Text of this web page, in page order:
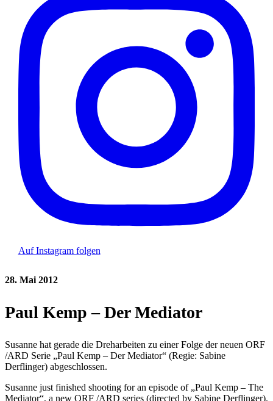
Auf Instagram folgen
28. Mai 2012
Paul Kemp – Der Mediator
Susanne hat gerade die Dreharbeiten zu einer Folge der neuen ORF
/ARD Serie „Paul Kemp – Der Mediator“ (Regie: Sabine
Derflinger) abgeschlossen.
Susanne just finished shooting for an episode of „Paul Kemp – The
Mediator“, a new ORF /ARD series (directed by Sabine Derflinger).